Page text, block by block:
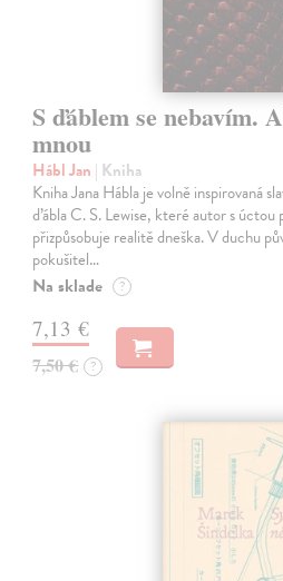
S ďáblem se nebavím.
mnou
Hábl Jan | Kniha
Kniha Jana Hábla je volně inspirovaná
ďábla C. S. Lewise, které autor s úctou
přizpůsobuje realitě dneška. V duchu
pokušitel…
Na sklade ?
7,13 €
7,50 € ?